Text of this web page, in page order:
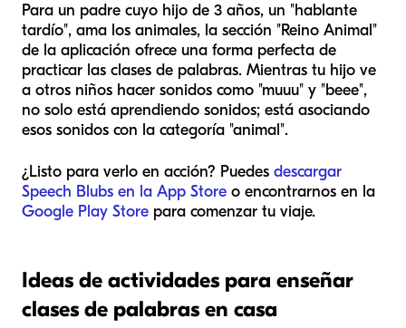
Para un padre cuyo hijo de 3 años, un "hablante
tardío", ama los animales, la sección "Reino Animal"
de la aplicación ofrece una forma perfecta de
practicar las clases de palabras. Mientras tu hijo ve
a otros niños hacer sonidos como "muuu" y "beee",
no solo está aprendiendo sonidos; está asociando
esos sonidos con la categoría "animal".
¿Listo para verlo en acción? Puedes descargar
Speech Blubs en la App Store o encontrarnos en la
Google Play Store para comenzar tu viaje.
Ideas de actividades para enseñar
clases de palabras en casa